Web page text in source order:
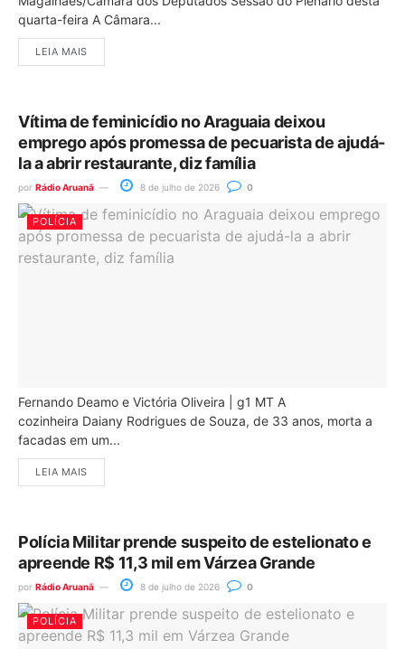
quarta-feira A Câmara...
LEIA MAIS
Vítima de feminicídio no Araguaia deixou
emprego após promessa de pecuarista de ajudá-
la a abrir restaurante, diz família
por Rádio Aruanã 8 de julho de 2026 0
POLÍCIA
Fernando Deamo e Victória Oliveira | g1 MT A
cozinheira Daiany Rodrigues de Souza, de 33 anos, morta a
facadas em um...
LEIA MAIS
Polícia Militar prende suspeito de estelionato e
apreende R$ 11,3 mil em Várzea Grande
por Rádio Aruanã 8 de julho de 2026 0
POLÍCIA